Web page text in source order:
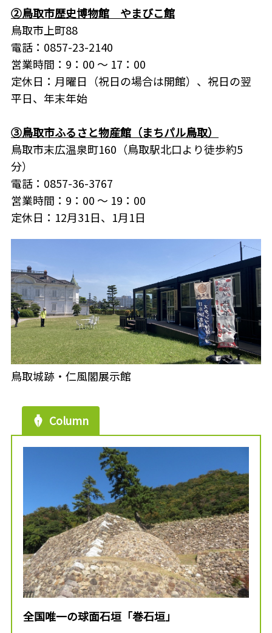
②鳥取市歴史博物館 やまびこ館
鳥取市上町88
電話：0857-23-2140
営業時間：9：00 ～ 17：00
定休日：月曜日（祝日の場合は開館）、祝日の翌
平日、年末年始
③鳥取市ふるさと物産館（まちパル鳥取）
鳥取市末広温泉町160（鳥取駅北口より徒歩約5
分）
電話：0857-36-3767
営業時間：9：00 ～ 19：00
定休日：12月31日、1月1日
鳥取城跡・仁風閣展示館
Column
全国唯一の球面石垣「巻石垣」